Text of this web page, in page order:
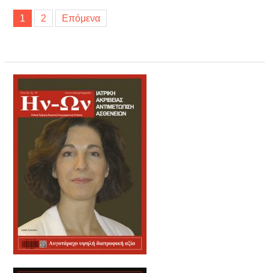
Σελιδοποίηση
άρθρων
1 2 Επόμενα